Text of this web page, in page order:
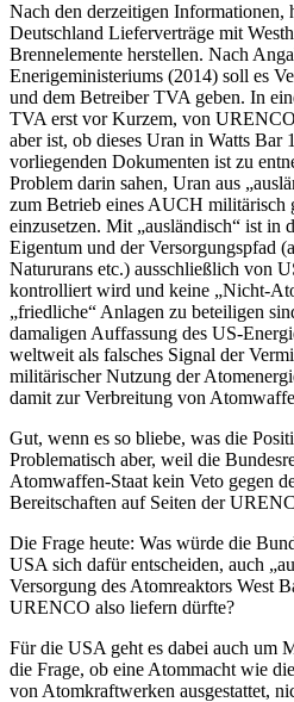
Nach den derzeitigen Informationen,
Deutschland Lieferverträge mit
Brennelemente herstellen. Nach
Enerigeministeriums (2014) soll es
und dem Betreiber TVA geben. In
TVA erst vor Kurzem, von
aber ist, ob dieses Uran in Watts Bar
vorliegenden Dokumenten ist zu
Problem darin sahen, Uran aus
zum Betrieb eines AUCH militärisch
einzusetzen. Mit „ausländisch“ ist in
Eigentum und der Versorgungspfad
Natururans etc.) ausschließlich von
kontrolliert wird und keine „Nicht-
„friedliche“ Anlagen zu beteiligen
damaligen Auffassung des US-
weltweit als falsches Signal der
militärischer Nutzung der
damit zur Verbreitung von
Gut, wenn es so bliebe, was die
Problematisch aber, weil die
Atomwaffen-Staat kein Veto gegen
Bereitschaften auf Seiten der
Die Frage heute: Was würde die
USA sich dafür entscheiden, auch
Versorgung des Atomreaktors West
URENCO also liefern dürfte?
Für die USA geht es dabei auch um
die Frage, ob eine Atommacht wie
von Atomkraftwerken ausgestattet,